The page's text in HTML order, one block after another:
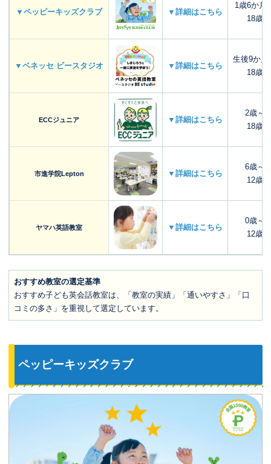
▼ペッピーキッズクラブ ▼詳細はこちら
1歳6か月
18歳
▼ベネッセ ビースタジオ ▼詳細はこちら
生後9か月
18歳
ECCジュニア ▼詳細はこちら
2歳～
18歳
市進学院Lepton ▼詳細はこちら
6歳～
12歳
ヤマハ英語教室 ▼詳細はこちら
0歳～
12歳
おすすめ教室の選定基準
おすすめ子ども英会話教室は、「教室の実績」「通いやすさ」「口
コミの多さ」を重視して選定しています。
ペッピーキッズクラブ